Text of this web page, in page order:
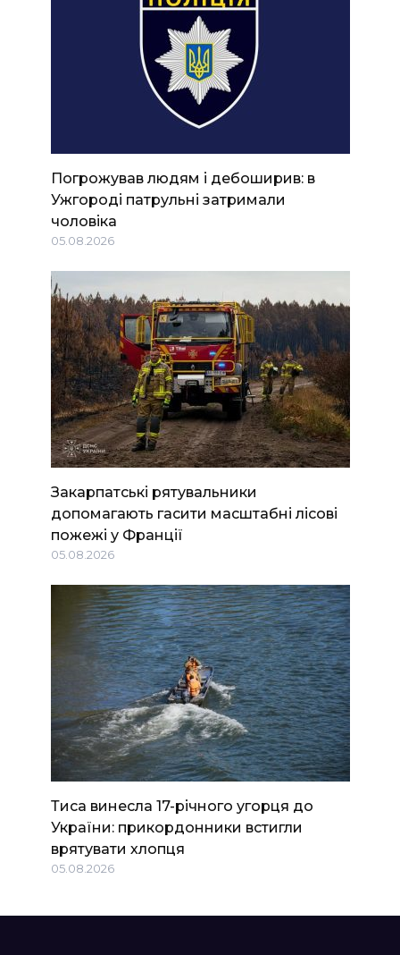
Погрожував людям і дебоширив: в
Ужгороді патрульні затримали
чоловіка
05.08.2026
Закарпатські рятувальники
допомагають гасити масштабні лісові
пожежі у Франції
05.08.2026
Тиса винесла 17-річного угорця до
України: прикордонники встигли
врятувати хлопця
05.08.2026